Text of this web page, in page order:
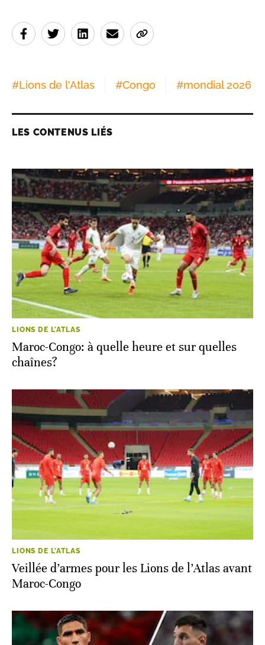
#Lions de l'Atlas #Congo #mondial 2026
LES CONTENUS LIÉS
LIONS DE L'ATLAS
Maroc-Congo: à quelle heure et sur quelles
chaînes?
LIONS DE L'ATLAS
Veillée d’armes pour les Lions de l’Atlas avant
Maroc-Congo